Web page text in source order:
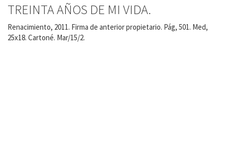
TREINTA AÑOS DE MI VIDA.
Renacimiento, 2011. Firma de anterior propietario. Pág, 501. Med,
25x18. Cartoné. Mar/15/2.